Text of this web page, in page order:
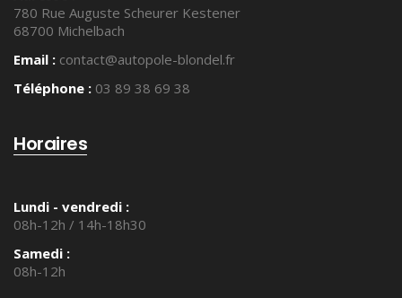
780 Rue Auguste Scheurer Kestener
68700 Michelbach
Email : contact@autopole-blondel.fr
Téléphone : 03 89 38 69 38
Horaires
Lundi - vendredi :
08h-12h / 14h-18h30
Samedi :
08h-12h